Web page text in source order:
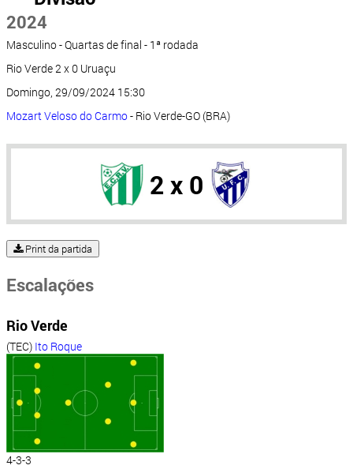
2024
Masculino - Quartas de final - 1ª rodada
Rio Verde 2 x 0 Uruaçu
Domingo, 29/09/2024 15:30
Mozart Veloso do Carmo- Rio Verde-GO (BRA)
2 x 0
Print da partida
Escalações
Rio Verde
(TEC) Ito Roque
4-3-3